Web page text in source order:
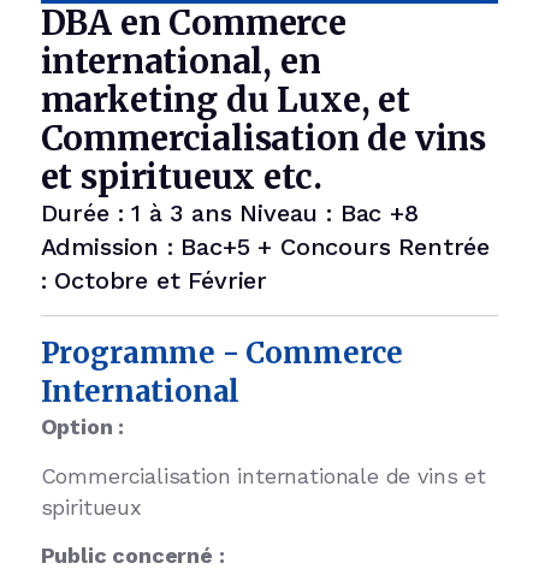
DBA en Commerce
international, en
marketing du Luxe, et
Commercialisation de vins
et spiritueux etc.
Durée : 1 à 3 ans Niveau : Bac +8
Admission : Bac+5 + Concours Rentrée
: Octobre et Février
Programme - Commerce
International
Option :
Commercialisation internationale de vins et
spiritueux
Public concerné :